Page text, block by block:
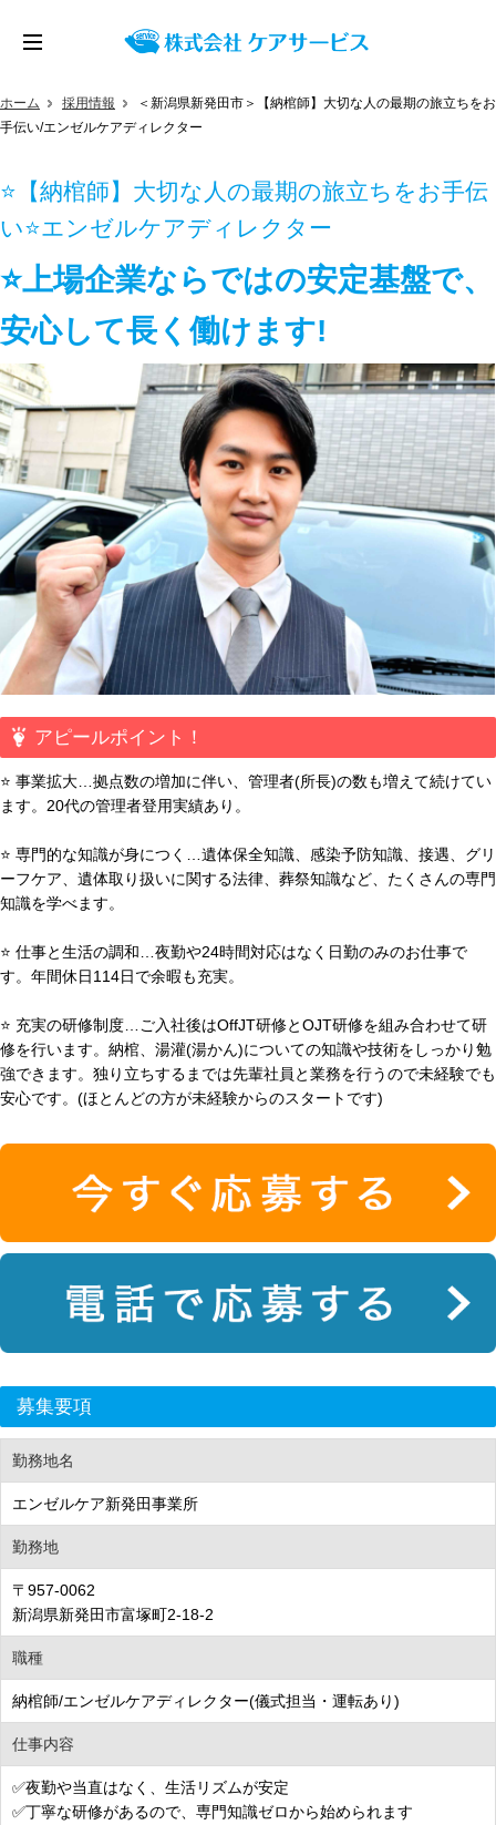
ホーム 採用情報
＜新潟県新発田市＞【納棺師】大切な人の最期の旅立ちをお
手伝い/エンゼルケアディレクター
⭐【納棺師】大切な人の最期の旅立ちをお手伝
い⭐エンゼルケアディレクター
⭐上場企業ならではの安定基盤で、
安心して長く働けます!
アピールポイント！
⭐ 事業拡大…拠点数の増加に伴い、管理者(所長)の数も増えて続けてい
ます。20代の管理者登用実績あり。
⭐ 専門的な知識が身につく…遺体保全知識、感染予防知識、接遇、グリ
ーフケア、遺体取り扱いに関する法律、葬祭知識など、たくさんの専門
知識を学べます。
⭐ 仕事と生活の調和…夜勤や24時間対応はなく日勤のみのお仕事で
す。年間休日114日で余暇も充実。
⭐ 充実の研修制度…ご入社後はOffJT研修とOJT研修を組み合わせて研
修を行います。納棺、湯灌(湯かん)についての知識や技術をしっかり勉
強できます。独り立ちするまでは先輩社員と業務を行うので未経験でも
安心です。(ほとんどの方が未経験からのスタートです)
募集要項
勤務地名
エンゼルケア新発田事業所
勤務地
〒957-0062
新潟県新発田市富塚町2-18-2
職種
納棺師/エンゼルケアディレクター(儀式担当・運転あり)
仕事内容
✅夜勤や当直はなく、生活リズムが安定
✅丁寧な研修があるので、専門知識ゼロから始められます